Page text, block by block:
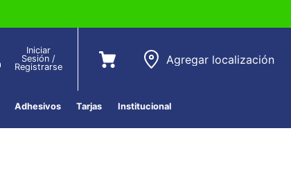
Iniciar
Sesión /
Registrarse
Agregar localización
Adhesivos Tarjas Institucional